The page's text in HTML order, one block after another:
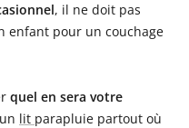
, il ne doit pas
enfant pour un couchage
quel en sera votre
lit parapluie partout où